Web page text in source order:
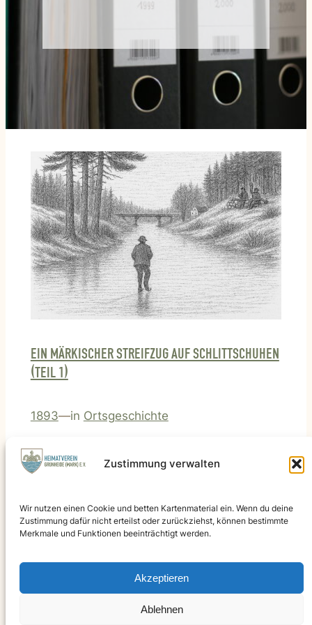
Zustimmung verwalten
Wir nutzen einen Cookie und betten Kartenmaterial ein. Wenn du deine
Zustimmung dafür nicht erteilst oder zurückziehst, können bestimmte
Merkmale und Funktionen beeinträchtigt werden.
Akzeptieren
Ablehnen
EIN MÄRKISCHER STREIFZUG AUF SCHLITTSCHUHEN
(TEIL 1)
1893—in Ortsgeschichte
Über Flakensee und Löcknitz in den Winterwald; Erster
Teil einer historischen Winterfahrt auf Schlittschuhen
Der Heimatverein Grünheide (Mark e.v.) freut sich über
DE22 1705 5050 3392 0200 60